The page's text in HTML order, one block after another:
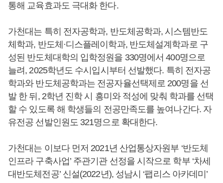
통해 교육효과도 극대화 한다.
가천대는 특히 전자공학과, 반도체공학과, 시스템반도
체학과, 반도체·디스플레이학과, 반도체설계학과로 구
성된 반도체대학의 입학정원을 330명에서 400명으로
늘려, 2025학년도 수시입시부터 선발했다. 특히 전자공
학과와 반도체공학과는 전공자율선택제로 200명을 선
발 한 뒤, 2학년 진학 시 흥미와 적성에 맞춰 학과를 선택
할 수 있도록 해 학생들의 전공만족도를 높여나간다. 자
유전공 선발인원도 321명으로 확대한다.
가천대는 이보다 먼저 2021년 산업통상자원부 ‘반도체
인프라 구축사업’ 주관기관 선정을 시작으로 학부 ‘차세
대반도체전공’ 신설(2022년), 성남시 ‘팹리스 아카데미’